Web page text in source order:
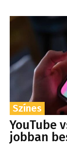
Színes
YouTube
jobban